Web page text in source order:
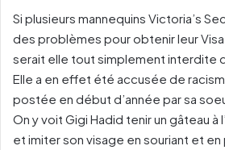
Si plusieurs mannequins Victoria’s
des problèmes pour obtenir leur Visa
serait elle tout simplement interdite
Elle a en effet été accusée de
postée en début d’année par sa
On y voit Gigi Hadid tenir un gâteau à
et imiter son visage en souriant et en